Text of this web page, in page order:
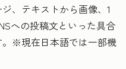
、テキストから画像、1
への投稿文といった具合
。※現在日本語では一部機